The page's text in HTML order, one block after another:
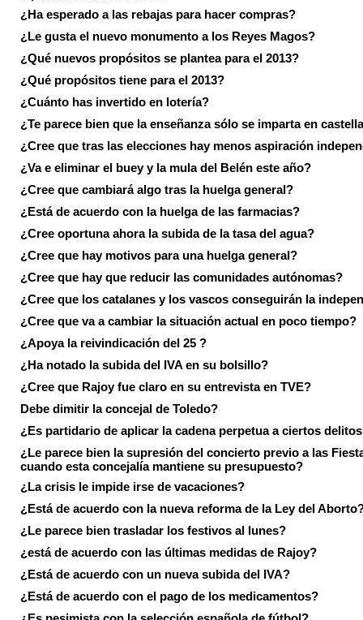
¿Ha esperado a las rebajas para hacer compras?
¿Le gusta el nuevo monumento a los Reyes Magos?
¿Qué nuevos propósitos se plantea para el 2013?
¿Qué propósitos tiene para el 2013?
¿Cuánto has invertido en lotería?
¿Te parece bien que la enseñanza sólo se imparta en
¿Cree que tras las elecciones hay menos aspiración
¿Va e eliminar el buey y la mula del Belén este año?
¿Cree que cambiará algo tras la huelga general?
¿Está de acuerdo con la huelga de las farmacias?
¿Cree oportuna ahora la subida de la tasa del agua?
¿Cree que hay motivos para una huelga general?
¿Cree que hay que reducir las comunidades autónomas?
¿Cree que los catalanes y los vascos conseguirán la
¿Cree que va a cambiar la situación actual en poco tiempo?
¿Apoya la reivindicación del 25 ?
¿Ha notado la subida del IVA en su bolsillo?
¿Cree que Rajoy fue claro en su entrevista en TVE?
Debe dimitir la concejal de Toledo?
¿Es partidario de aplicar la cadena perpetua a ciertos
¿Le parece bien la supresión del concierto previo a las
cuando esta concejalía mantiene su presupuesto?
¿La crisis le impide irse de vacaciones?
¿Está de acuerdo con la nueva reforma de la Ley del
¿Le parece bien trasladar los festivos al lunes?
¿está de acuerdo con las últimas medidas de Rajoy?
¿Está de acuerdo con un nueva subida del IVA?
¿Está de acuerdo con el pago de los medicamentos?